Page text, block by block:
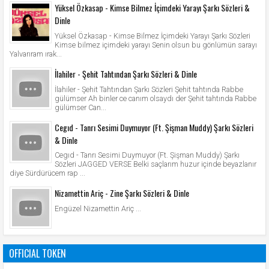
Yüksel Özkasap - Kimse Bilmez İçimdeki Yarayı Şarkı Sözleri &
Dinle
Yüksel Özkasap - Kimse Bilmez İçimdeki Yarayı Şarkı Sözleri
Kimse bilmez içimdeki yarayı Senin olsun bu gönlümün sarayı
Yalvarıram ırak...
İlahiler - Şehit Tahtından Şarkı Sözleri & Dinle
İlahiler - Şehit Tahtından Şarkı Sözleri Şehit tahtında Rabbe
gülümser Ah binler ce canım olsaydı der Şehit tahtında Rabbe
gülümser Can...
Cegıd - Tanrı Sesimi Duymuyor (Ft. Şişman Muddy) Şarkı Sözleri
& Dinle
Cegıd - Tanrı Sesimi Duymuyor (Ft. Şişman Muddy) Şarkı
Sözleri JAGGED VERSE Belki saçlarım huzur içinde beyazlanır
diye Sürdürücem rap ...
Nizamettin Ariç - Zine Şarkı Sözleri & Dinle
Engüzel Nizamettin Ariç ...
OFFICIAL TOKEN